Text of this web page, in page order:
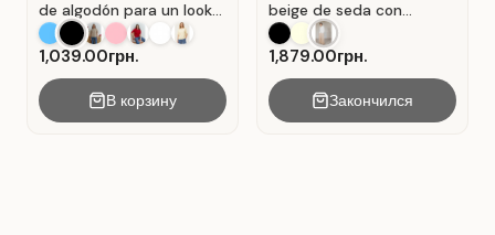
de algodón para un look
casual . Negro.
1,039.00грн.
В корзину
beige de seda con
pliegues . Beige.
1,879.00грн.
Закончился